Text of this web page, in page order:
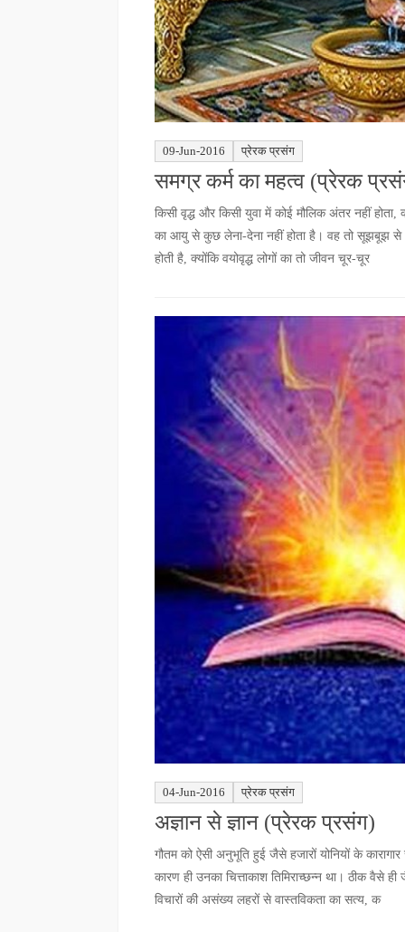
09-Jun-2016 प्रेरक प्रसंग
समग्र कर्म का महत्व (प्रेरक
किसी वृद्ध और किसी युवा में कोई मौलिक अंतर नहीं
का आयु से कुछ लेना-देना नहीं होता है। वह तो सूझबूझ
होती है, क्योंकि वयोवृद्ध लोगों का तो जीवन चूर-चूर
04-Jun-2016 प्रेरक प्रसंग
अज्ञान से ज्ञान (प्रेरक प्रसंग)
गौतम को ऐसी अनुभूति हुई जैसे हजारों योनियों के
कारण ही उनका चित्ताकाश तिमिराच्छन्न था। ठीक वैसे
विचारों की असंख्य लहरों से वास्तविकता का सत्य, क